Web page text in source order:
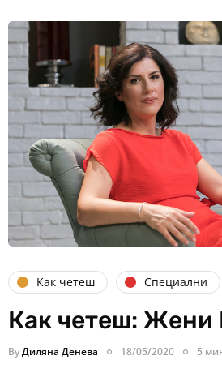
Как четеш Специални
Как четеш: Жени
ByДиляна Денева 18/05/2020 5